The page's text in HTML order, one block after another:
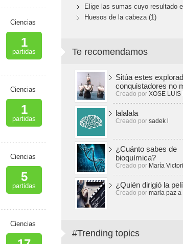
Ciencias
1
partidas
Ciencias
1
partidas
Ciencias
5
partidas
Ciencias
Elige las sumas cuyo resultado
Huesos de la cabeza (1)
Te recomendamos
Sitúa estes
conquistadores no
Creado por XOSE LUIS
lalalala
Creado por sadek l
¿Cuánto sabes de
bioquímica?
Creado por María
¿Quién dirigió la
Creado por maria paz a
#Trending topics